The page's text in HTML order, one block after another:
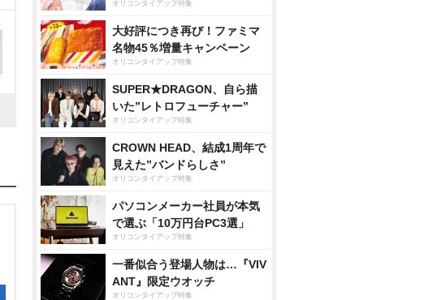
オリコンタイアップ特集
大好評につき再び！ファミマ
名物45％増量キャンペーン
オリコンタイアップ特集
SUPER★DRAGON、自ら描
いた”レトロフューチャー”
オリコンタイアップ特集
CROWN HEAD、結成1周年で
見えた”バンドらしさ”
オリコンタイアップ特集
パソコンメーカー社員が本気
で選ぶ「10万円台PC3選」
オリコンタイアップ特集
一番似合う登場人物は…『VIV
ANT』限定ウオッチ
オリコンタイアップ特集